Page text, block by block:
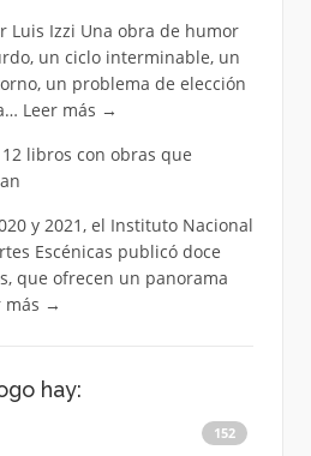
Luis Izzi Una obra de humor
un ciclo interminable, un
un problema de elección
Leer más →
12 libros con obras que
y 2021, el Instituto Nacional
Escénicas publicó doce
que ofrecen un panorama
más →
hay:
152